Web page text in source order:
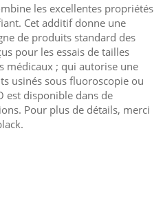
les excellentes propriétés
Cet additif donne une
de produits standard des
pour les essais de tailles
médicaux ; qui autorise une
usinés sous fluoroscopie ou
est disponible dans de
Pour plus de détails, merci